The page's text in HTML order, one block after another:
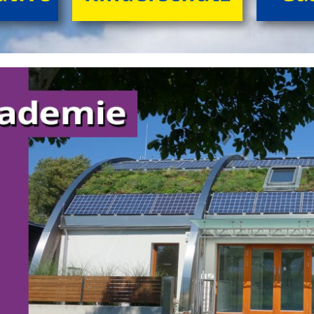
>'GrĂźne Insel Camp'
'English Adventure Camp'
Enjoy English in exciting camp-life!
Beim tollen Ferienabenteuer 'English Adventure Camp'
plaudern die Kids (10 bis 14 Jahre) im Camp von frĂźh
bis spĂ¤t spielerisch locker 'in English'. Wir 'chatten'
ohne Angst und Computer real drauf los, â€Ś tagsĂźber
bei spannenden Naturabenteuern, beim gemeinsamen
FloĂŸbau und Gestalten von 'nature huts' ebenso wie
abends 'at the campfire'.
>'English Adventure Camp'
'Schlafnester CampLodges'
Kids nĂ¤chtigen auf der 'Augenweide'!
Gemeinsam mit Freund*innen im kuscheligen
'Schlafnest'nĂ¤chtigen, NaturhĂźtten im Wald